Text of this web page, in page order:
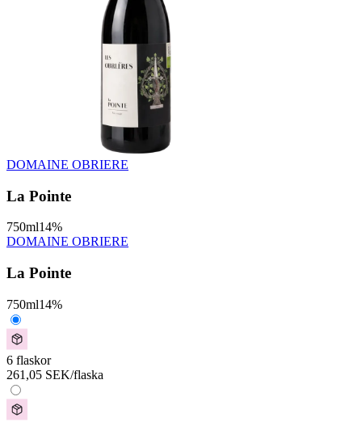
DOMAINE OBRIERE
La Pointe
750ml14%
DOMAINE OBRIERE
La Pointe
750ml14%
6 flaskor
261,05 SEK/flaska